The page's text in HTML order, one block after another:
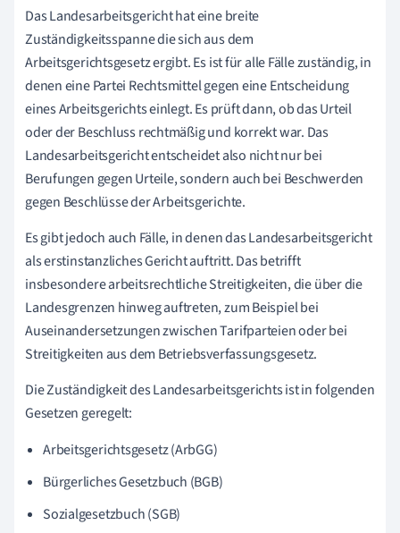
Das Landesarbeitsgericht hat eine breite
Zuständigkeitsspanne die sich aus dem
Arbeitsgerichtsgesetz ergibt. Es ist für alle Fälle zuständig, in
denen eine Partei Rechtsmittel gegen eine Entscheidung
eines Arbeitsgerichts einlegt. Es prüft dann, ob das Urteil
oder der Beschluss rechtmäßig und korrekt war. Das
Landesarbeitsgericht entscheidet also nicht nur bei
Berufungen gegen Urteile, sondern auch bei Beschwerden
gegen Beschlüsse der Arbeitsgerichte.
Es gibt jedoch auch Fälle, in denen das Landesarbeitsgericht
als erstinstanzliches Gericht auftritt. Das betrifft
insbesondere arbeitsrechtliche Streitigkeiten, die über die
Landesgrenzen hinweg auftreten, zum Beispiel bei
Auseinandersetzungen zwischen Tarifparteien oder bei
Streitigkeiten aus dem Betriebsverfassungsgesetz.
Die Zuständigkeit des Landesarbeitsgerichts ist in folgenden
Gesetzen geregelt:
Arbeitsgerichtsgesetz (ArbGG)
Bürgerliches Gesetzbuch (BGB)
Sozialgesetzbuch (SGB)